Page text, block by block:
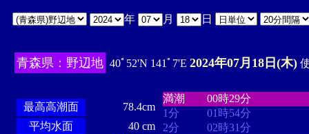
年 月 日
青森県：野辺地 40ﾟ52'N 141ﾟ7'E 2024年07月18日(木)
最高高潮面
78.4cm
平均水面
40 cm
満潮
00時29分
1分
01時54分
2分
02時31分